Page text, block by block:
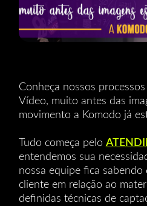
Conheça nossos
Vídeo, muito antes das
movimento a Komodo já
Tudo começa pelo
entendemos sua
nossa equipe fica
cliente em relação ao
definidas técnicas de